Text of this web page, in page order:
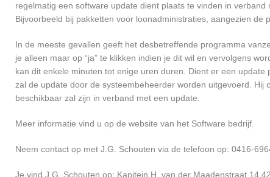
regelmatig een software update dient plaats te vinden in
Bijvoorbeeld bij pakketten voor loonadministraties, aangezien de
In de meeste gevallen geeft het desbetreffende programma
je alleen maar op “ja” te klikken indien je dit wil en vervolgens
kan dit enkele minuten tot enige uren duren. Dient er een
zal de update door de systeembeheerder worden uitgevoerd.
beschikbaar zal zijn in verband met een update.
Meer informatie vind u op de website van het Software bedrijf.
Neem contact op met J.G. Schouten via de telefoon op: 0416-
Je vind J.G. Schouten op: Kapitein H. van der Maadenstraat 14